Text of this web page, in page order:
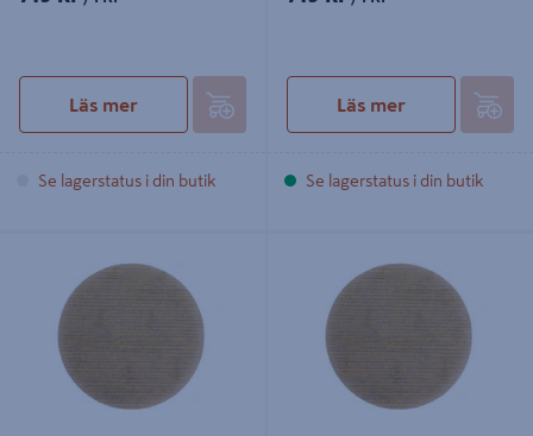
Läs mer
Se lagerstatus i din butik
Läs mer
Se lagerstatus i din butik
150MM OSP-2
150MM OSP-1